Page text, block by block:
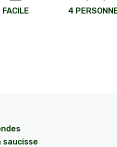
FACILE 4
saucisse